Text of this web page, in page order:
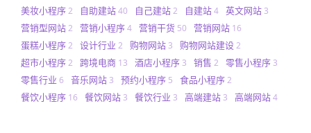
美妆小程序2 自助建站40 自己建站2 自建站4 英文网站 3
营销型网站2 营销小程序4 营销干货 50 营销网站 16
蛋糕小程序2 设计行业 2 购物网站 3 购物网站建设2
超市小程序2 跨境电商 13 酒店小程序 3 销售 2 零售小程序 3
零售行业 6 音乐网站 3 预约小程序 5 食品小程序2
餐饮小程序 16 餐饮网站 3 餐饮行业 3 高端建站 3 高端网站4